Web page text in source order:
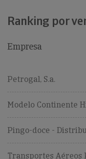
Ranking por
Empresa
Petrogal, S.a.
Modelo Continente
Pingo-doce -
Transportes Aéreos